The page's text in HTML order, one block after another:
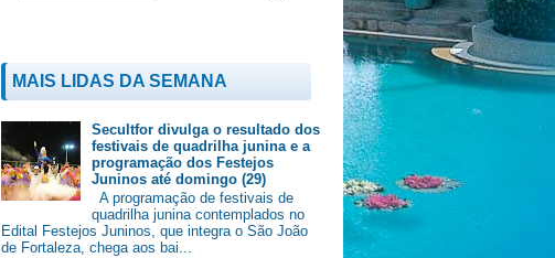
MAIS LIDAS DA SEMANA
Secultfor divulga o resultado dos
festivais de quadrilha junina e a
programação dos Festejos
Juninos até domingo (29)
A programação de festivais de
quadrilha junina contemplados no
Edital Festejos Juninos, que integra o São João
de Fortaleza, chega aos bai...